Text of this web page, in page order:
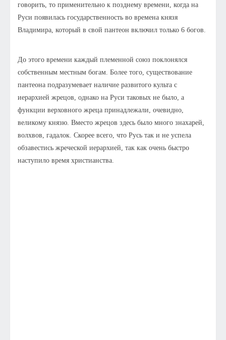
говорить, то применительно к позднему времени, когда на
Руси появилась государственность во времена князя
Владимира, который в свой пантеон включил только 6 богов.
До этого времени каждый племенной союз поклонялся
собственным местным богам. Более того, существование
пантеона подразумевает наличие развитого культа с
иерархией жрецов, однако на Руси таковых не было, а
функции верховного жреца принадлежали, очевидно,
великому князю. Вместо жрецов здесь было много знахарей,
волхвов, гадалок. Скорее всего, что Русь так и не успела
обзавестись жреческой иерархией, так как очень быстро
наступило время христианства.